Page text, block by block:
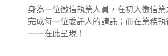
身為一位徵信執業人員，在初入徵信
完成每一位委託人的請託；而在業務
一一在此呈現！